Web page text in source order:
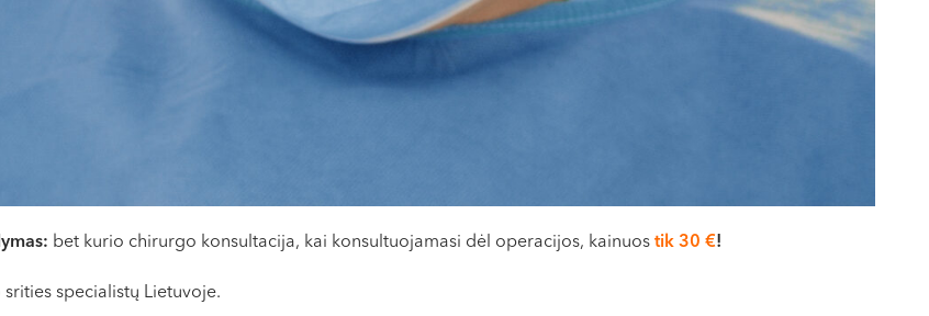
bet kurio chirurgo konsultacija, kai konsultuojamasi dėl operacijos, kainuos tik 30 €!
specialistų Lietuvoje.